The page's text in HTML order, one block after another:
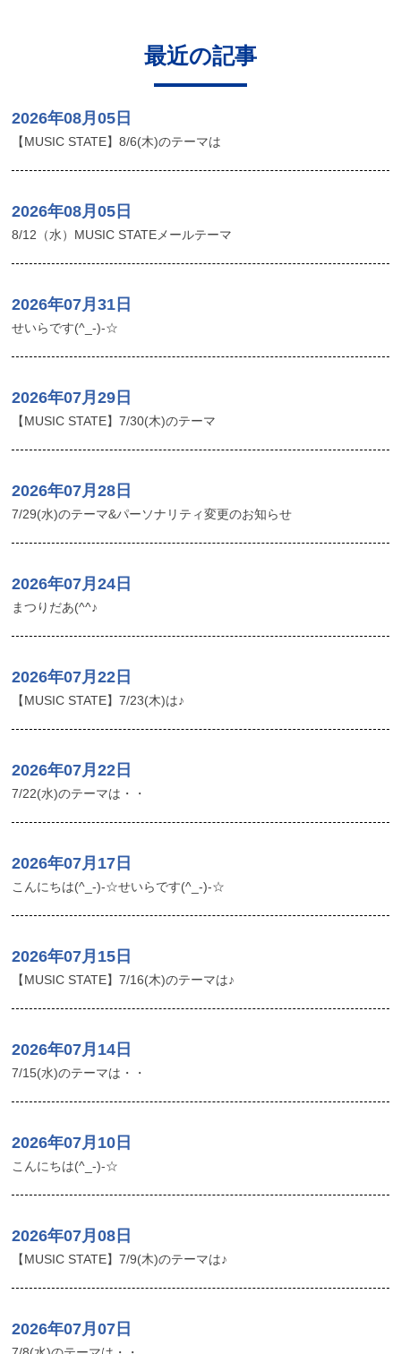
最近の記事
2026年08月05日
【MUSIC STATE】8/6(木)のテーマは
2026年08月05日
8/12（水）MUSIC STATEメールテーマ
2026年07月31日
せいらです(^_-)-☆
2026年07月29日
【MUSIC STATE】7/30(木)のテーマ
2026年07月28日
7/29(水)のテーマ&パーソナリティ変更のお知らせ
2026年07月24日
まつりだあ(^^♪
2026年07月22日
【MUSIC STATE】7/23(木)は♪
2026年07月22日
7/22(水)のテーマは・・
2026年07月17日
こんにちは(^_-)-☆せいらです(^_-)-☆
2026年07月15日
【MUSIC STATE】7/16(木)のテーマは♪
2026年07月14日
7/15(水)のテーマは・・
2026年07月10日
こんにちは(^_-)-☆
2026年07月08日
【MUSIC STATE】7/9(木)のテーマは♪
2026年07月07日